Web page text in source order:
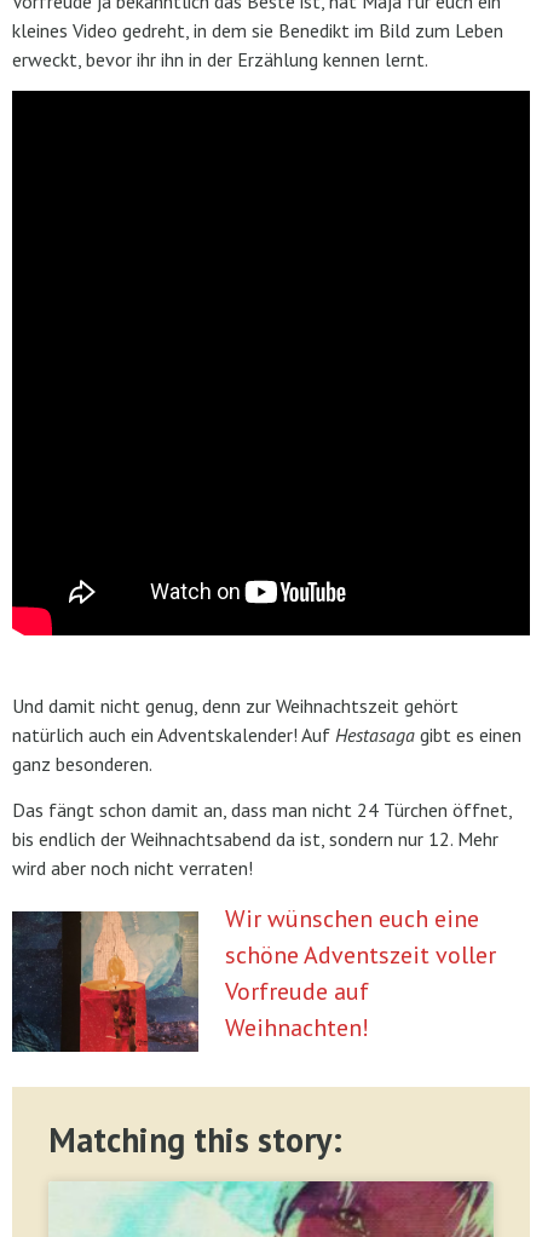
kleines Video gedreht, in dem sie Benedikt im Bild zum Leben
erweckt, bevor ihr ihn in der Erzählung kennen lernt.
Und damit nicht genug, denn zur Weihnachtszeit gehört
natürlich auch ein Adventskalender! Auf Hestasaga gibt es einen
ganz besonderen.
Das fängt schon damit an, dass man nicht 24 Türchen öffnet,
bis endlich der Weihnachtsabend da ist, sondern nur 12. Mehr
wird aber noch nicht verraten!
Wir wünschen euch eine
schöne Adventszeit voller
Vorfreude auf
Weihnachten!
Matching this story: